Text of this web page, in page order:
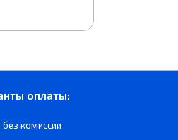
оплаты:
без комиссии